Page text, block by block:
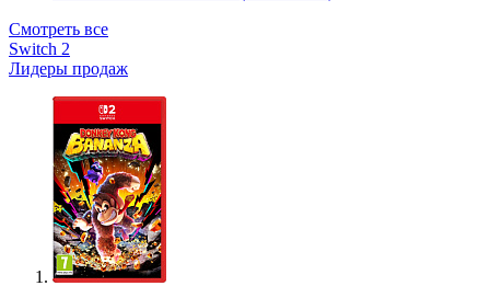
Смотреть все
Switch 2
Лидеры продаж